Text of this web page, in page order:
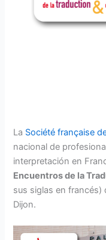
La Société française
nacional de
interpretación en
Encuentros de la
sus siglas en francés)
Dijon.